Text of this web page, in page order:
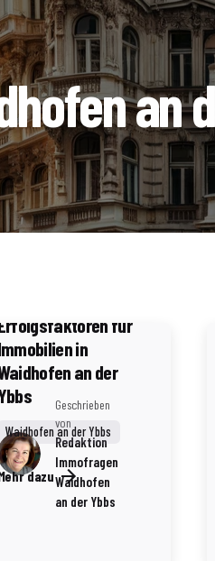
an
Geschrieben
von
Redaktion
Immofragen
Waidhofen
an der Ybbs
Minuten Lesezeit
für
in
an der
Waidhofen an der Ybbs
dazu